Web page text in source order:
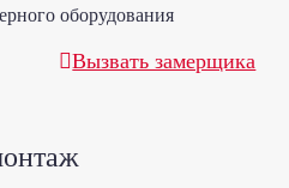
оборудования
Вызвать замерщика